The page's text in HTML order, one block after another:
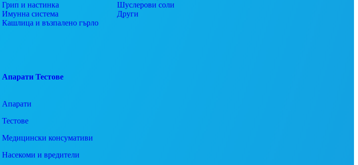
Грип и настинка
Имунна система
Кашлица и възпалено гърло
Шуслерови соли
Други
Апарати Тестове
Апарати
Тестове
Медицински консумативи
Насекоми и вредители